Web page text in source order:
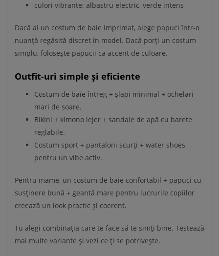
culori vibrante: albastru electric, verde intens
Dacă ai un costum de baie imprimat, alege papuci într-o
nuanță regăsită discret în model. Dacă porți un costum
simplu, folosește papucii ca accent de culoare.
Outfit-uri simple și eficiente
Costum de baie întreg + șlapi minimal + ochelari
mari de soare.
Bikini + kimono lejer + sandale de apă cu barete
reglabile.
Costum sport + pantaloni scurți + water shoes
pentru un vibe activ.
Pentru mame, un costum de baie confortabil + papuci cu
susținere bună + geantă mare pentru lucrurile copiilor
creează un look practic și coerent.
Tu alegi combinația care te face să te simți bine. Testează
mai multe variante și vezi ce ți se potrivește.